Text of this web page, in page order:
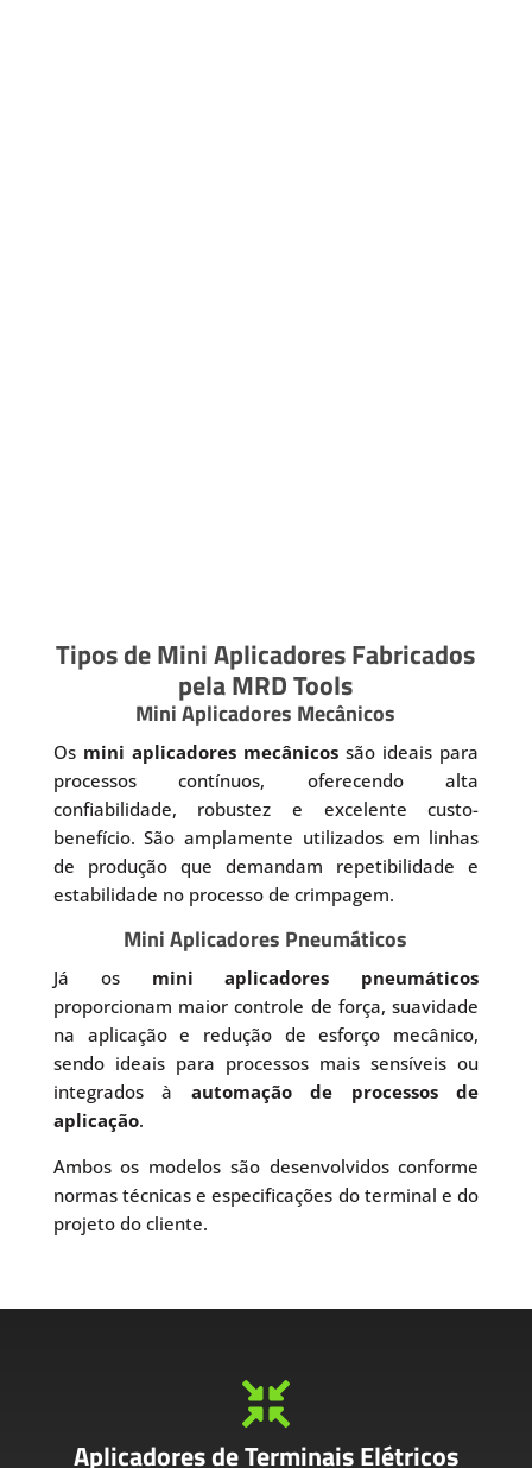
Tipos de Mini Aplicadores Fabricados
pela MRD Tools
Mini Aplicadores Mecânicos
Os mini aplicadores mecânicos são ideais para
processos contínuos, oferecendo alta
confiabilidade, robustez e excelente custo-
benefício. São amplamente utilizados em linhas
de produção que demandam repetibilidade e
estabilidade no processo de crimpagem.
Mini Aplicadores Pneumáticos
Já os mini aplicadores pneumáticos
proporcionam maior controle de força, suavidade
na aplicação e redução de esforço mecânico,
sendo ideais para processos mais sensíveis ou
integrados à automação de processos de
aplicação.
Ambos os modelos são desenvolvidos conforme
normas técnicas e especificações do terminal e do
projeto do cliente.

Aplicadores de Terminais Elétricos